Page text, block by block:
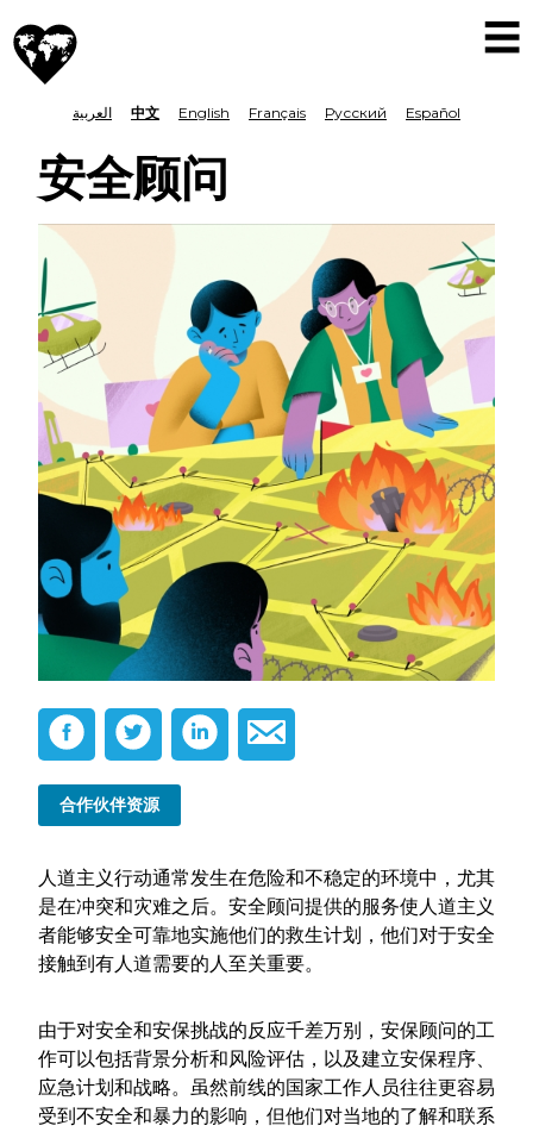
主
世
界
LANGUAGE
SWITCHER
العربية 中文 English Français Русский Español
安全顾问
合作伙伴资源
人道主义行动通常发生在危险和不稳定的环境中，尤其
是在冲突和灾难之后。安全顾问提供的服务使人道主义
者能够安全可靠地实施他们的救生计划，他们对于安全
接触到有人道需要的人至关重要。
由于对安全和安保挑战的反应千差万别，安保顾问的工
作可以包括背景分析和风险评估，以及建立安保程序、
应急计划和战略。虽然前线的国家工作人员往往更容易
受到不安全和暴力的影响，但他们对当地的了解和联系